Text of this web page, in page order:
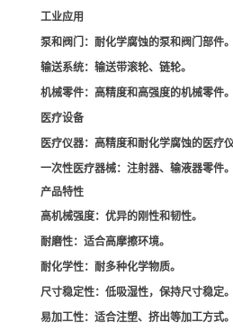
工业应用
泵和阀门 ：耐化学腐蚀的泵和阀门部件。
输送系统：输送带滚轮、链轮。
机械零件：高精度和高强度的机械零件。
医疗设备
医疗仪器：高精度和耐化学腐蚀的医疗仪
一次性医疗器械：注射器、输液器零件。
产品特性
高机械强度：优异的刚性和韧性。
耐磨性：适合高摩擦环境。
耐化学性：耐多种化学物质。
尺寸稳定性：低吸湿性，保持尺寸稳定。
易加工性：适合注塑、挤出等加工方式。